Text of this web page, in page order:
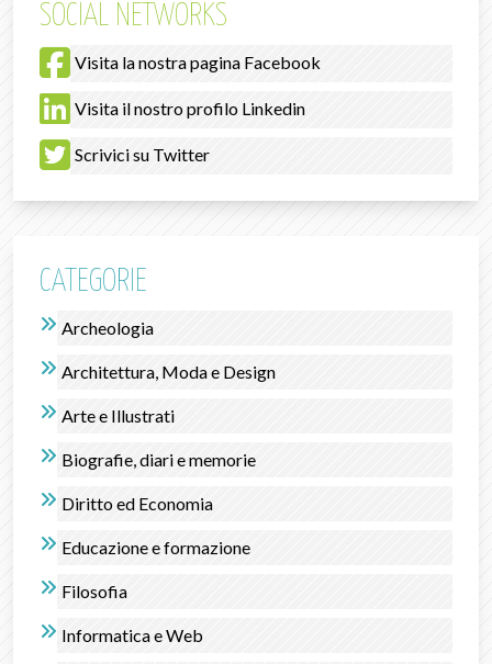
SOCIAL NETWORKS
Visita la nostra pagina Facebook
Visita il nostro profilo Linkedin
Scrivici su Twitter
CATEGORIE
Archeologia
Architettura, Moda e Design
Arte e Illustrati
Biografie, diari e memorie
Diritto ed Economia
Educazione e formazione
Filosofia
Informatica e Web